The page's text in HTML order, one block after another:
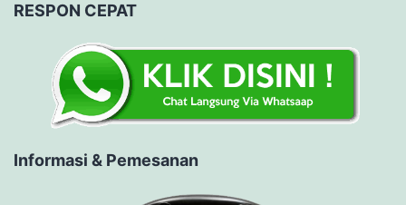
RESPON CEPAT
Informasi & Pemesanan